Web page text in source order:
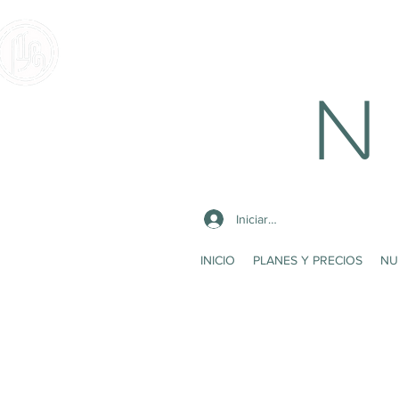
Iniciar sesión
INICIO PLANES Y PRECIOS